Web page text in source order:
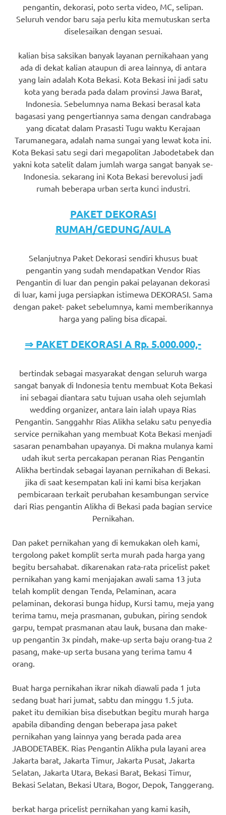
pengantin, dekorasi, poto serta video, MC, selipan.
Seluruh vendor baru saja perlu kita memutuskan serta
diselesaikan dengan sesuai.
kalian bisa saksikan banyak layanan pernikahaan yang
ada di dekat kalian ataupun di area lainnya, di antara
yang lain adalah Kota Bekasi. Kota Bekasi ini jadi satu
kota yang berada pada dalam provinsi Jawa Barat,
Indonesia. Sebelumnya nama Bekasi berasal kata
bagasasi yang pengertiannya sama dengan candrabaga
yang dicatat dalam Prasasti Tugu waktu Kerajaan
Tarumanegara, adalah nama sungai yang lewat kota ini.
Kota Bekasi satu segi dari megapolitan Jabodetabek dan
yakni kota satelit dalam jumlah warga sangat banyak se-
Indonesia. sekarang ini Kota Bekasi berevolusi jadi
rumah beberapa urban serta kunci industri.
PAKET DEKORASI
RUMAH/GEDUNG/AULA
Selanjutnya Paket Dekorasi sendiri khusus buat
pengantin yang sudah mendapatkan Vendor Rias
Pengantin di luar dan pengin pakai pelayanan dekorasi
di luar, kami juga persiapkan istimewa DEKORASI. Sama
dengan paket- paket sebelumnya, kami memberikannya
harga yang paling bisa dicapai.
⇒ PAKET DEKORASI A Rp. 5.000.000,-
bertindak sebagai masyarakat dengan seluruh warga
sangat banyak di Indonesia tentu membuat Kota Bekasi
ini sebagai diantara satu tujuan usaha oleh sejumlah
wedding organizer, antara lain ialah upaya Rias
Pengantin. Sanggahhr Rias Alikha selaku satu penyedia
service pernikahan yang membuat Kota Bekasi menjadi
sasaran penambahan upayanya. Di makna mulanya kami
udah ikut serta percakapan peranan Rias Pengantin
Alikha bertindak sebagai layanan pernikahan di Bekasi.
jika di saat kesempatan kali ini kami bisa kerjakan
pembicaraan terkait perubahan kesambungan service
dari Rias pengantin Alikha di Bekasi pada bagian service
Pernikahan.
Dan paket pernikahan yang di kemukakan oleh kami,
tergolong paket komplit serta murah pada harga yang
begitu bersahabat. dikarenakan rata-rata pricelist paket
pernikahan yang kami menjajakan awali sama 13 juta
telah komplit dengan Tenda, Pelaminan, acara
pelaminan, dekorasi bunga hidup, Kursi tamu, meja yang
terima tamu, meja prasmanan, gubukan, piring sendok
garpu, tempat prasmanan atau lauk, busana dan make-
up pengantin 3x pindah, make-up serta baju orang-tua 2
pasang, make-up serta busana yang terima tamu 4
orang.
Buat harga pernikahan ikrar nikah diawali pada 1 juta
sedang buat hari jumat, sabtu dan minggu 1.5 juta.
paket itu demikian bisa disebutkan begitu murah harga
apabila dibanding dengan beberapa jasa paket
pernikahan yang lainnya yang berada pada area
JABODETABEK. Rias Pengantin Alikha pula layani area
Jakarta barat, Jakarta Timur, Jakarta Pusat, Jakarta
Selatan, Jakarta Utara, Bekasi Barat, Bekasi Timur,
Bekasi Selatan, Bekasi Utara, Bogor, Depok, Tanggerang.
berkat harga pricelist pernikahan yang kami kasih,